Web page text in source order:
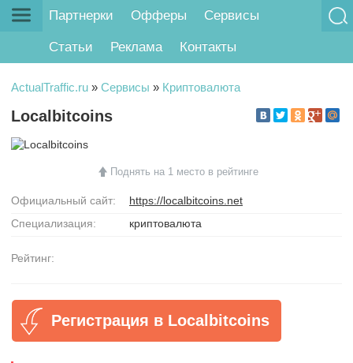
Партнерки Офферы Сервисы
Статьи Реклама Контакты
ActualTraffic.ru » Сервисы » Криптовалюта
Localbitcoins
Поднять на 1 место в рейтинге
Официальный сайт:
https://localbitcoins.net
Специализация:
криптовалюта
Рейтинг:
Регистрация в Localbitcoins